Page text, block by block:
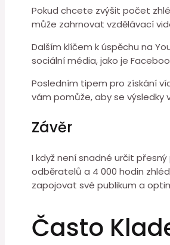
Pokud chcete zvýšit počet
může zahrnovat vzdělávací
Dalším klíčem k úspěchu na
sociální média, jako je
Posledním tipem pro získání
vám pomůže, aby se výsledky
Závěr
I když není snadné určit
odběratelů a 4 000 hodin
zapojovat své publikum a
Často